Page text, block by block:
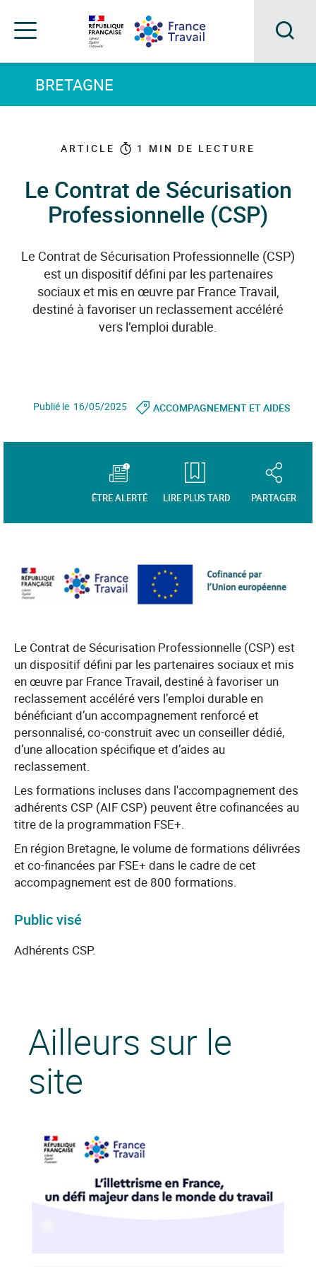
menu
contenu
pied
page
la
Menu
BRETAGNE
ARTICLE 1 MIN DE LECTURE
Le Contrat de Sécurisation
Professionnelle (CSP)
Le Contrat de Sécurisation Professionnelle (CSP)
est un dispositif défini par les partenaires
sociaux et mis en œuvre par France Travail,
destiné à favoriser un reclassement accéléré
vers l’emploi durable.
Publié le 16/05/2025 ACCOMPAGNEMENT ET AIDES
ÊTRE ALERTÉ LIRE PLUS TARD PARTAGER
Le Contrat de Sécurisation Professionnelle (CSP) est
un dispositif défini par les partenaires sociaux et mis
en œuvre par France Travail, destiné à favoriser un
reclassement accéléré vers l’emploi durable en
bénéficiant d’un accompagnement renforcé et
personnalisé, co-construit avec un conseiller dédié,
d’une allocation spécifique et d’aides au
reclassement.
Les formations incluses dans l'accompagnement des
adhérents CSP (AIF CSP) peuvent être cofinancées au
titre de la programmation FSE+.
En région Bretagne, le volume de formations délivrées
et co-financées par FSE+ dans le cadre de cet
accompagnement est de 800 formations.
Public visé
Adhérents CSP.
Ailleurs sur le
site